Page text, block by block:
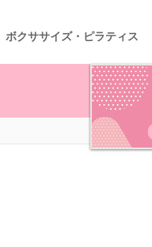
ボクササイズ・ピラティス